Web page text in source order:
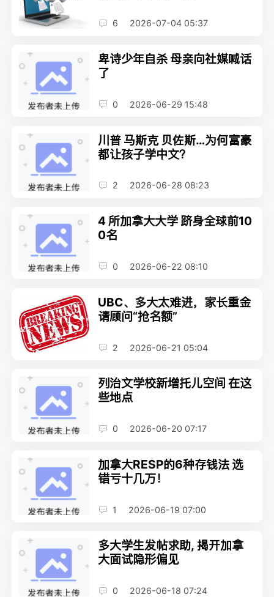
6 2026-07-04 05:37
卑诗少年自杀 母亲向社媒喊话
了
0 2026-06-29 15:48
川普 马斯克 贝佐斯…为何富豪
都让孩子学中文？
2 2026-06-28 08:23
4 所加拿大大学 跻身全球前10
0名
0 2026-06-22 08:10
UBC、多大太难进，家长重金
请顾问“抢名额”
2 2026-06-21 05:04
列治文学校新增托儿空间 在这
些地点
0 2026-06-20 07:17
加拿大RESP的6种存钱法 选
错亏十几万！
1 2026-06-19 07:00
多大学生发帖求助, 揭开加拿
大面试隐形偏见
0 2026-06-18 07:24